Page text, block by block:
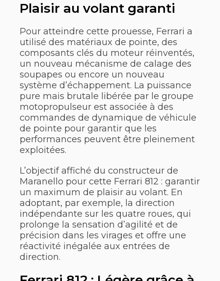
Plaisir au volant garanti
Pour atteindre cette prouesse, Ferrari a
utilisé des matériaux de pointe, des
composants clés du moteur réinventés,
un nouveau mécanisme de calage des
soupapes ou encore un nouveau
système d’échappement. La puissance
pure mais brutale libérée par le groupe
motopropulseur est associée à des
commandes de dynamique de véhicule
de pointe pour garantir que les
performances peuvent être pleinement
exploitées.
L’objectif affiché du constructeur de
Maranello pour cette Ferrari 812 : garantir
un maximum de plaisir au volant. En
adoptant, par exemple, la direction
indépendante sur les quatre roues, qui
prolonge la sensation d’agilité et de
précision dans les virages et offre une
réactivité inégalée aux entrées de
direction.